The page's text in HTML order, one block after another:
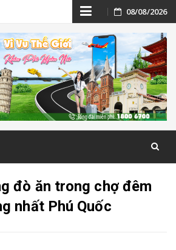
Skip
to
content
08/08/2026
đò ăn trong chợ đêm
nhất Phú Quốc